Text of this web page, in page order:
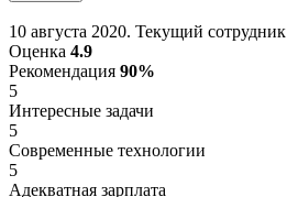
10 августа 2020. Текущий сотрудник
Оценка 4.9
Рекомендация 90%
5
Интересные задачи
5
Современные технологии
5
Адекватная зарплата